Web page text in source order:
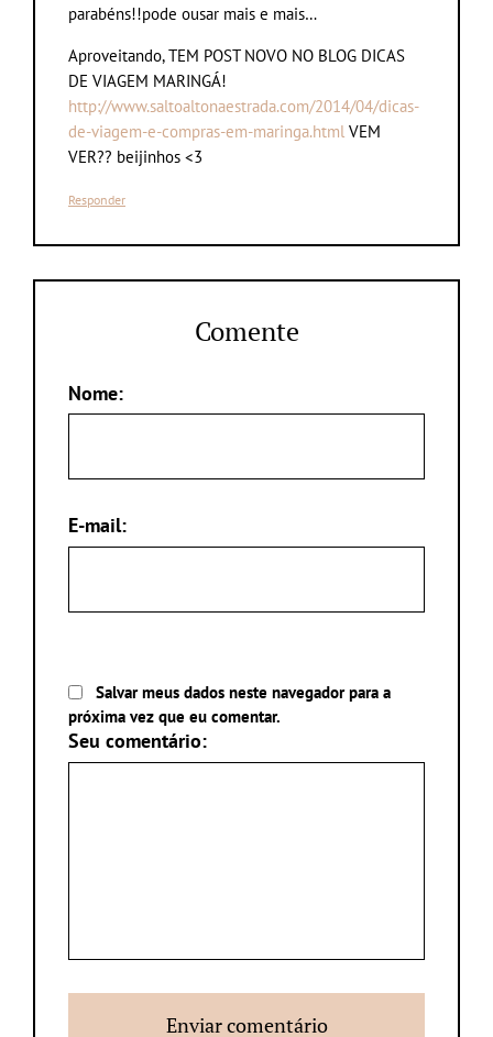
parabéns!!pode ousar mais e mais…
Aproveitando, TEM POST NOVO NO BLOG DICAS
DE VIAGEM MARINGÁ!
http://www.saltoaltonaestrada.com/2014/04/dicas-
de-viagem-e-compras-em-maringa.html VEM
VER?? beijinhos <3
Responder
Comente
Nome:
E-mail:
Salvar meus dados neste navegador para a
próxima vez que eu comentar.
Seu comentário: